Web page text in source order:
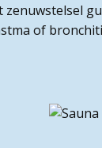
of